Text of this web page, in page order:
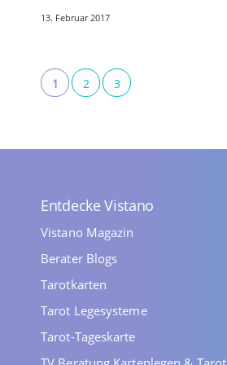
Namen des Mondstein Der
13. Februar 2017
1 2 3
Entdecke Vistano
Vistano Magazin
Berater Blogs
Tarotkarten
Tarot Legesysteme
Tarot-Tageskarte